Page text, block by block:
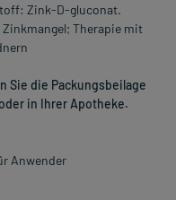
Zink-D-gluconat.
Therapie mit
Sie die Packungsbeilage
in Ihrer Apotheke.
Anwender